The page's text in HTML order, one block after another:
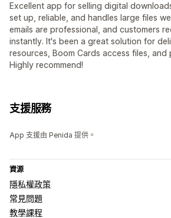
Excellent app for selling digital
set up, reliable, and handles large files
emails are professional, and customers
instantly. It's been a great solution for
resources, Boom Cards access files,
Highly recommend!
支援服務
App 支援由 Penida 提供。
資源
隱私權政策
常見問題
教學課程